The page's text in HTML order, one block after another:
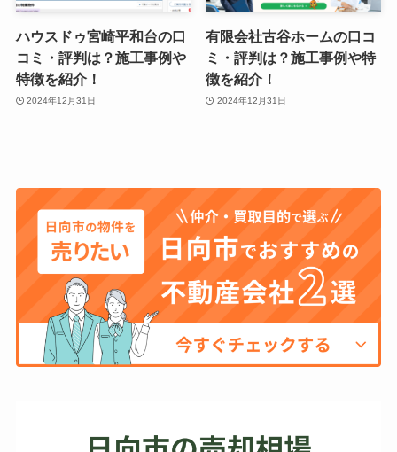
ハウスドゥ宮崎平和台の口
コミ・評判は？施工事例や
特徴を紹介！
2024年12月31日
有限会社古谷ホームの口コ
ミ・評判は？施工事例や特
徴を紹介！
2024年12月31日